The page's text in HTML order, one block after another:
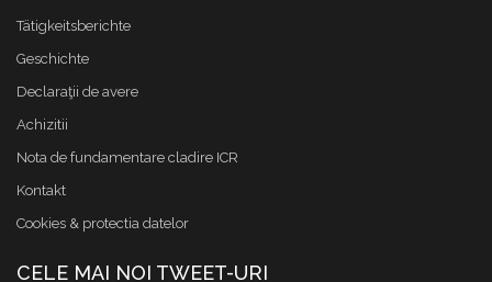
Tätigkeitsberichte
Geschichte
Declaraţii de avere
Achizitii
Nota de fundamentare cladire ICR
Kontakt
Cookies & protectia datelor
CELE MAI NOI TWEET-URI